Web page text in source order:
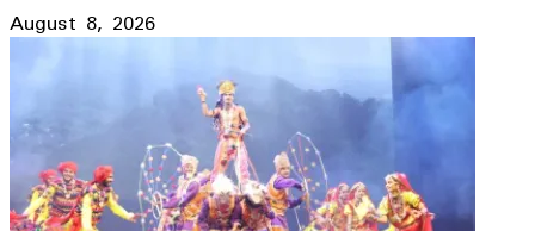
August 8, 2026